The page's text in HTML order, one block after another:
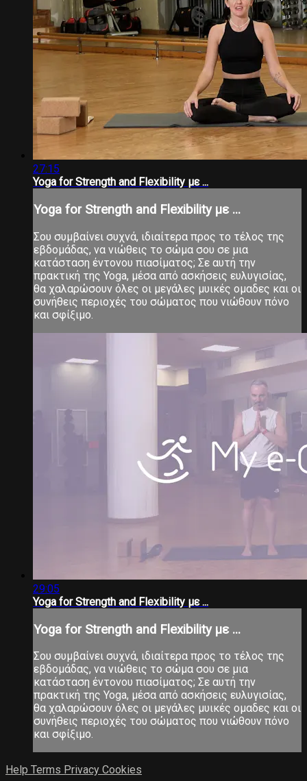
27:15
Yoga for Strength and Flexibility με ...
Yoga for Strength and Flexibility με ...
Σου συμβαίνει συχνά, ιδιαίτερα προς το τέλος της
εβδομάδας, να νιώθεις το σώμα σου σε μια
κατάσταση έντονου πιασίματος; Σε αυτή την
πρακτική της Yoga, μέσα από ασκήσεις ευλυγισίας,
θα χαλαρώσουν όλες οι μεγάλες μυικές ομαδες και οι
συνήθεις περιοχές του σώματος που νιώθουν πόνο
και σφίξιμο.
29:05
Yoga for Strength and Flexibility με ...
Yoga for Strength and Flexibility με ...
Σου συμβαίνει συχνά, ιδιαίτερα προς το τέλος της
εβδομάδας, να νιώθεις το σώμα σου σε μια
κατάσταση έντονου πιασίματος; Σε αυτή την
πρακτική της Yoga, μέσα από ασκήσεις ευλυγισίας,
θα χαλαρώσουν όλες οι μεγάλες μυικές ομαδες και οι
συνήθεις περιοχές του σώματος που νιώθουν πόνο
και σφίξιμο.
Help Terms Privacy Cookies